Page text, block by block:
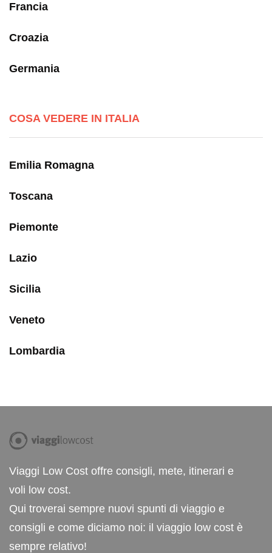
Francia
Croazia
Germania
COSA VEDERE IN ITALIA
Emilia Romagna
Toscana
Piemonte
Lazio
Sicilia
Veneto
Lombardia
Viaggi Low Cost offre consigli, mete, itinerari e
voli low cost.
Qui troverai sempre nuovi spunti di viaggio e
consigli e come diciamo noi: il viaggio low cost è
sempre relativo!